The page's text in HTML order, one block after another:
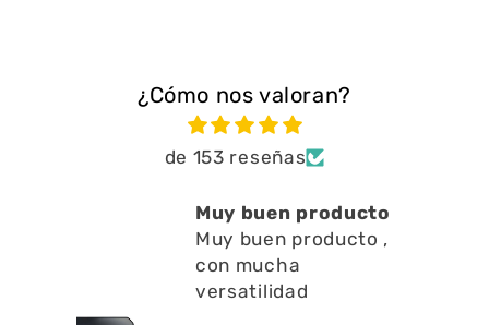
¿Cómo nos valoran?
de 153 reseñas
Está muy bien ayuda
a limpiar residuos
en l
Está muy bien ayuda
a limpiar residuos en l